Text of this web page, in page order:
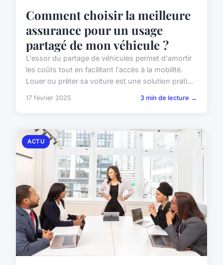
Comment choisir la meilleure
assurance pour un usage
partagé de mon véhicule ?
L'essor du partage de véhicules permet d'amortir
les coûts tout en facilitant l'accès à la mobilité.
Louer ou prêter sa voiture est une solution prati...
17 février 2025 3 min de lecture →
ACTU